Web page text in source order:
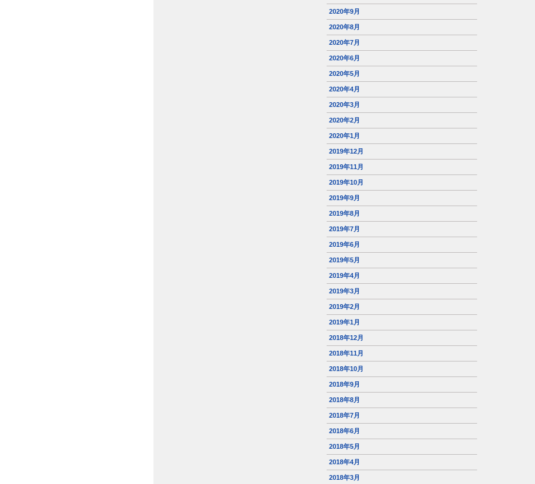
2020年9月
2020年8月
2020年7月
2020年6月
2020年5月
2020年4月
2020年3月
2020年2月
2020年1月
2019年12月
2019年11月
2019年10月
2019年9月
2019年8月
2019年7月
2019年6月
2019年5月
2019年4月
2019年3月
2019年2月
2019年1月
2018年12月
2018年11月
2018年10月
2018年9月
2018年8月
2018年7月
2018年6月
2018年5月
2018年4月
2018年3月